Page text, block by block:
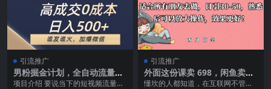
引流推广
男粉掘金计划，全自动流量裂
变，高成交0成本，日入500
项目介绍 要说当下的短视频流量哪
引流推广
外面这份课卖 698，闲鱼卖网
课引流创业粉，新手也可日引
懂坎的人都知道，在互联网不管你